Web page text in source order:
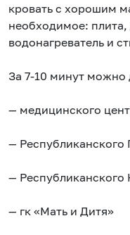
кровать с хорошим
необходимое:
водонагреватель и
За 7-10 минут можно
— медицинского
— Республиканского
— Республиканского
— гк «Мать и Дитя»